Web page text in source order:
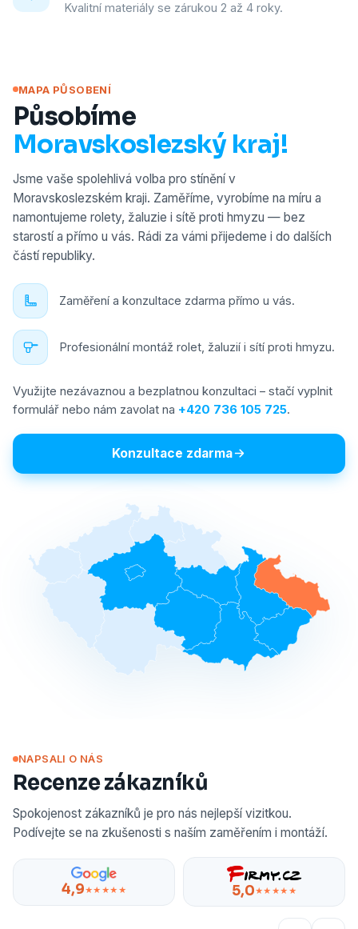
Kvalitní materiály se zárukou 2 až 4 roky.
MAPA PŮSOBENÍ
Působíme
Moravskoslezský kraj!
Jsme vaše spolehlivá volba pro stínění v
Moravskoslezském kraji. Zaměříme, vyrobíme na míru a
namontujeme rolety, žaluzie i sítě proti hmyzu — bez
starostí a přímo u vás. Rádi za vámi přijedeme i do dalších
částí republiky.
Zaměření a konzultace zdarma přímo u vás.
Profesionální montáž rolet, žaluzií i sítí proti hmyzu.
Využijte nezávaznou a bezplatnou konzultaci – stačí vyplnit
formulář nebo nám zavolat na +420 736 105 725.
Konzultace zdarma
NAPSALI O NÁS
Recenze zákazníků
Spokojenost zákazníků je pro nás nejlepší vizitkou.
Podívejte se na zkušenosti s naším zaměřením i montáží.
4,9★★★★★ 5,0★★★★★